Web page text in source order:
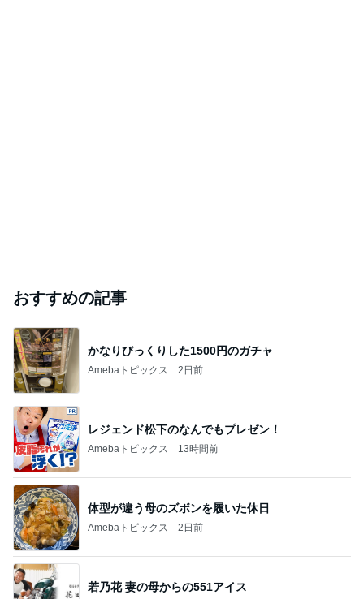
おすすめの記事
かなりびっくりした1500円のガチャ
Amebaトピックス 2日前
レジェンド松下のなんでもプレゼン！
Amebaトピックス 13時間前
体型が違う母のズボンを履いた休日
Amebaトピックス 2日前
若乃花 妻の母からの551アイス